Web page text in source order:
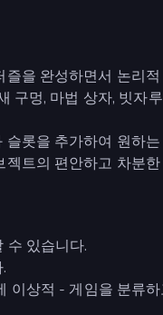
을 완성하면서 논리
구멍, 마법 상자, 빗자
롯을 추가하여 원하
트의 편안하고 차분
수 있습니다.
이상적 - 게임을 분류